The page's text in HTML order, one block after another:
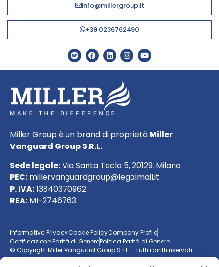
info@millergroup.it
+39 0236762490
Miller Group è un brand di proprietà Miller
Vanguard Group S.R.L.
Sede legale:Via Santa Tecla 5, 20129, Milano
PEC: millervanguardgroup@legalmail.it
P. IVA:13840370962
REA: MI-2746763
Informativa PrivacyCookie PolicyCompany Profile
Certificazione Parità di GenerePolitica Parità di Genere
© Copyright Miller Vanguard Group S.r.l. – Tutti i diritti riservati